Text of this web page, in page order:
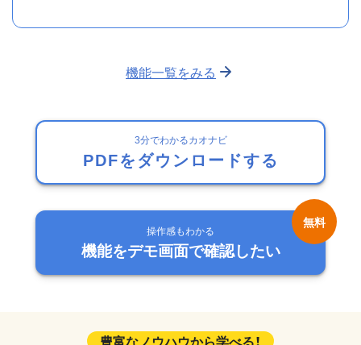
機能一覧をみる
3分でわかるカオナビ
PDFをダウンロードする
操作感もわかる
機能をデモ画面で確認したい